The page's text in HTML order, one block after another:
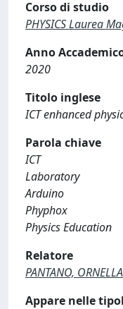
Corso di studio
PHYSICS Laurea
Anno
2020
Titolo inglese
ICT enhanced
Parola chiave
ICT
Laboratory
Arduino
Phyphox
Physics Education
Relatore
PANTANO, ORNELLA
Appare nelle